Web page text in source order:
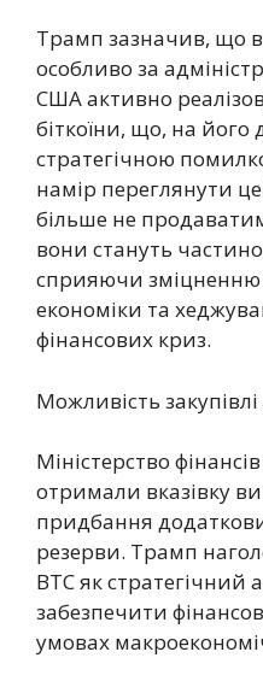
Трамп зазначив, що в
особливо за
США активно
біткоїни, що, на його
стратегічною
намір переглянути
більше не
вони стануть
сприяючи зміцненню
економіки та
фінансових криз.
Можливість
Міністерство
отримали вказівку
придбання
резерви. Трамп
BTC як
забезпечити
умовах